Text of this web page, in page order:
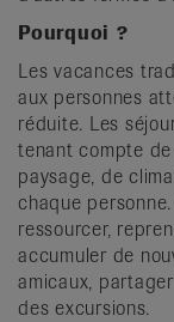
Pourquoi ?
Les vacances
aux personnes
réduite. Les
tenant compte
paysage, de
chaque
ressourcer,
accumuler de
amicaux,
des excursions.